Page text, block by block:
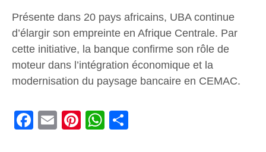
Présente dans 20 pays africains, UBA continue
d’élargir son empreinte en Afrique Centrale. Par
cette initiative, la banque confirme son rôle de
moteur dans l’intégration économique et la
modernisation du paysage bancaire en CEMAC.
Facebook
Email PinterestWhatsApp